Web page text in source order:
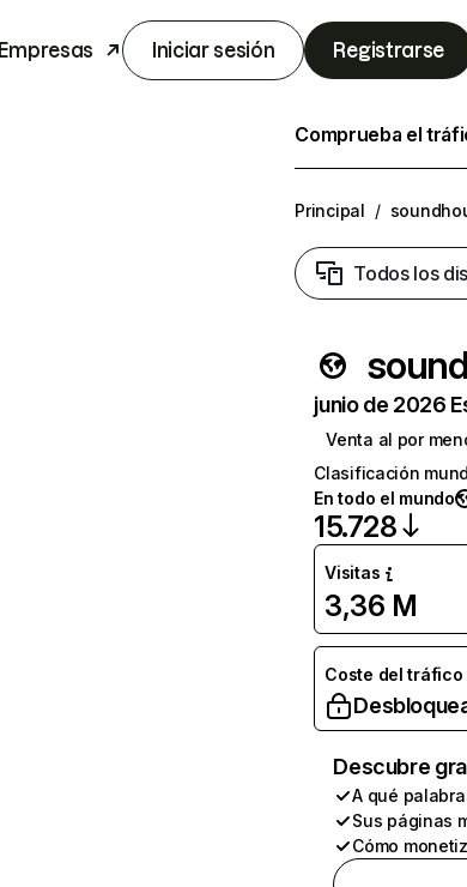
Empresas Iniciar sesión Registrarse
Comprueba el
Principal /
Todos los
junio de 2026
Venta al por
Clasificación
En todo el mundo
15.728
Visitas
3,36 M
Coste del tráfico
Descubre
A qué
Sus páginas
Cómo